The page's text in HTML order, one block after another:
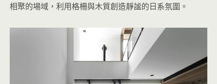
相聚的場域，利用格柵與木質創造靜謐的日系氛圍。